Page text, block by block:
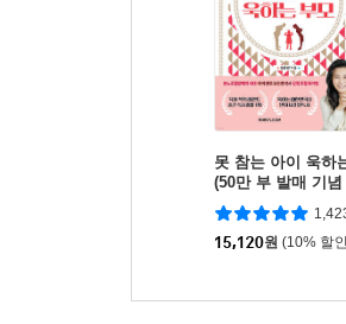
못 참는 아이 욱하
(50만 부 발매 기념
에디션)
15,120원 (10% 할